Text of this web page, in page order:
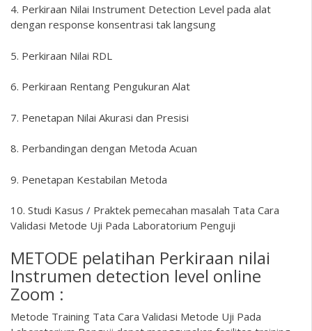
4. Perkiraan Nilai Instrument Detection Level pada alat
dengan response konsentrasi tak langsung
5. Perkiraan Nilai RDL
6. Perkiraan Rentang Pengukuran Alat
7. Penetapan Nilai Akurasi dan Presisi
8. Perbandingan dengan Metoda Acuan
9. Penetapan Kestabilan Metoda
10. Studi Kasus / Praktek pemecahan masalah Tata Cara
Validasi Metode Uji Pada Laboratorium Penguji
METODE pelatihan Perkiraan nilai
Instrumen detection level online
Zoom :
Metode Training Tata Cara Validasi Metode Uji Pada